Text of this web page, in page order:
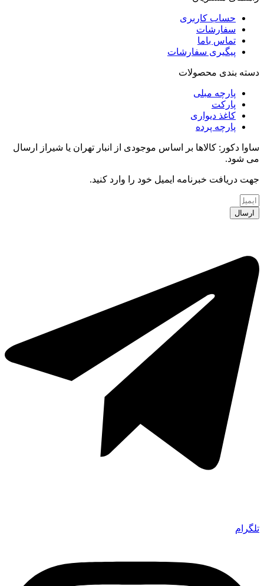
حساب کاربری
سفارشات
تماس باما
پیگیری سفارشات
دسته بندی محصولات
پارچه مبلی
پارکت
کاغذ دیواری
پارچه پرده
ساوا دکور: کالاها بر اساس موجودی از انبار تهران یا شیراز ارسال
می شود.
جهت دریافت خبرنامه ایمیل خود را وارد کنید.
ارسال
تلگرام